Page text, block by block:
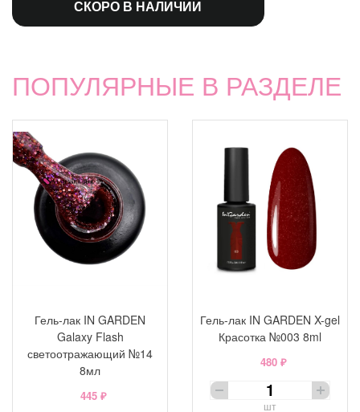
СКОРО В НАЛИЧИИ
ПОПУЛЯРНЫЕ В РАЗДЕЛЕ
Гель-лак IN GARDEN
Galaxy Flash
светоотражающий №14
8мл
445 ₽
Гель-лак IN GARDEN X-gel
Красотка №003 8ml
480 ₽
шт